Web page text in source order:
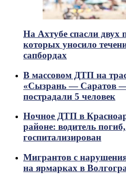
На Ахтубе спасли двух
которых уносило
сапбордах
В массовом ДТП на
«Сызрань — Саратов
пострадали 5 человек
Ночное ДТП в
районе: водитель
госпитализирован
Мигрантов с
на ярмарках в